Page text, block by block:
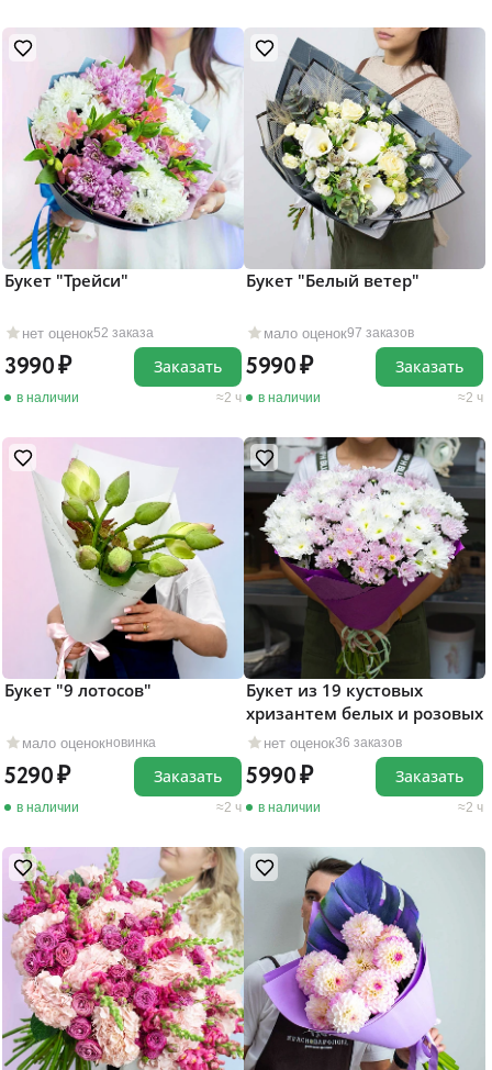
нет оценок52 заказа
Букет "Трейси"
3990
в наличии 2 ч
Заказать
мало оценок97 заказов
Букет "Белый ветер"
5990
в наличии 2 ч
Заказать
мало оценокновинка
Букет "9 лотосов"
5290
в наличии 2 ч
Заказать
нет оценок36 заказов
Букет из 19 кустовых
хризантем белых и розовых
5990
в наличии 2 ч
Заказать